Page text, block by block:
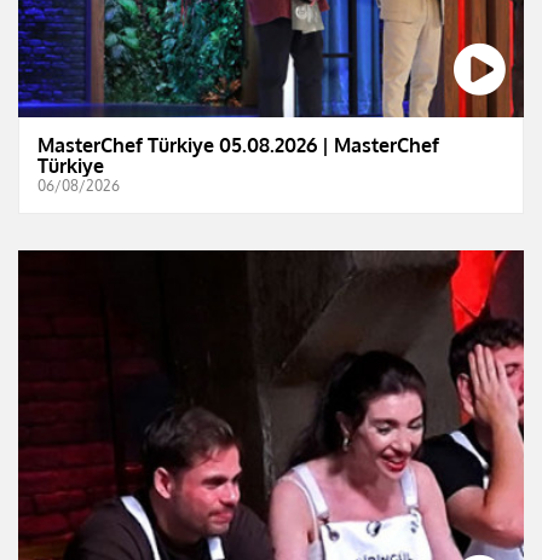
MasterChef Türkiye 05.08.2026 | MasterChef
Türkiye
06/08/2026